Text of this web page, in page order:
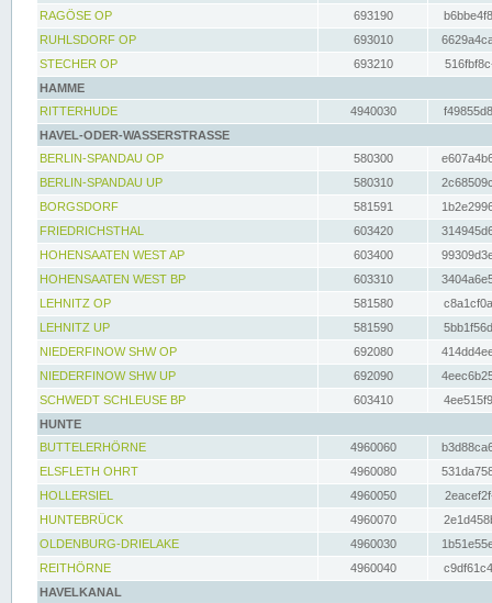
RAGÖSE OP
693190
RUHLSDORF OP
693010
STECHER OP
693210
HAMME
RITTERHUDE
4940030
HAVEL-ODER-WASSERSTRASSE
BERLIN-SPANDAU OP
580300
BERLIN-SPANDAU UP
580310
BORGSDORF
581591
FRIEDRICHSTHAL
603420
HOHENSAATEN WEST AP
603400
HOHENSAATEN WEST BP
603310
LEHNITZ OP
581580
LEHNITZ UP
581590
NIEDERFINOW SHW OP
692080
NIEDERFINOW SHW UP
692090
SCHWEDT SCHLEUSE BP
603410
HUNTE
BUTTELERHÖRNE
4960060
ELSFLETH OHRT
4960080
HOLLERSIEL
4960050
HUNTEBRÜCK
4960070
OLDENBURG-DRIELAKE
4960030
REITHÖRNE
4960040
HAVELKANAL